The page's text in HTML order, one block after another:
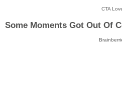
CTA
Some Moments Got Out Of